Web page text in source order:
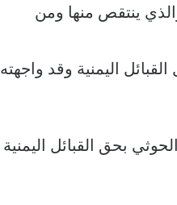
ينتقص منها ومن
اليمنية وقد واجهته
بحق القبائل اليمنية